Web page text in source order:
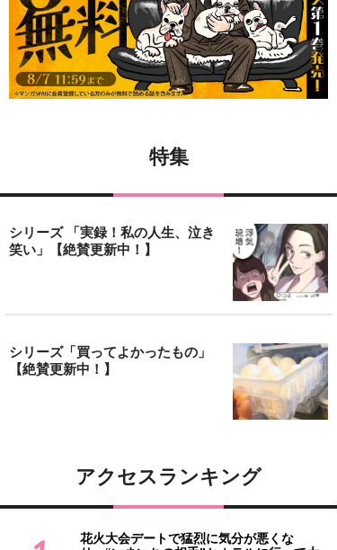
特集
シリーズ 「実録！私の人生、泣き
笑い」【絶賛更新中！】
シリーズ「買ってよかったもの」
【絶賛更新中！】
アクセスランキング
花火大会デートで猛烈に気分が悪くな